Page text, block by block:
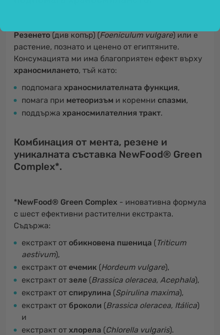
Резенето (див копър) (Foeniculum vulgare) или е
растение, познато и ценено от египтяните.
Консумацията ми има благоприятен ефект върху
храносмилането, тъй като:
подпомага храносмилателната функция,
помага при метеоризъм и коремни спазми,
поддържа храносмилателния тракт.
Комбинация от мента, резене и
уникалната съставка NewFood® Green
Complex*.
*NewFood® Green Complex - иновативна формула
с шест ефективни растителни екстракта.
Съдържа:
екстракт от обикновена пшеница (Triticum
aestivum),
екстракт от ечемик (Hordeum vulgare),
екстракт от зеле (Brassica oleracea, Acephala),
екстракт от спирулина (Spirulina maxima),
екстракт от броколи (Brassica oleracea, Itálica)
и
екстракт от хлорела (Chlorella vulgaris).